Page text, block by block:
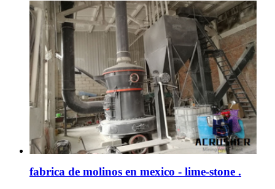
fabrica de molinos en mexico - lime-stone .